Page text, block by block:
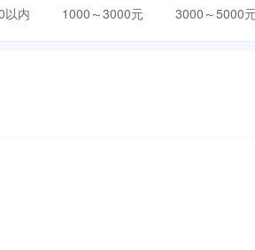
以内 1000～3000元 3000～5000